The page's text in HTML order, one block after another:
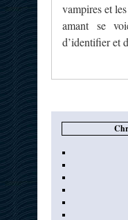
vampires et
amant se
d’identifier et